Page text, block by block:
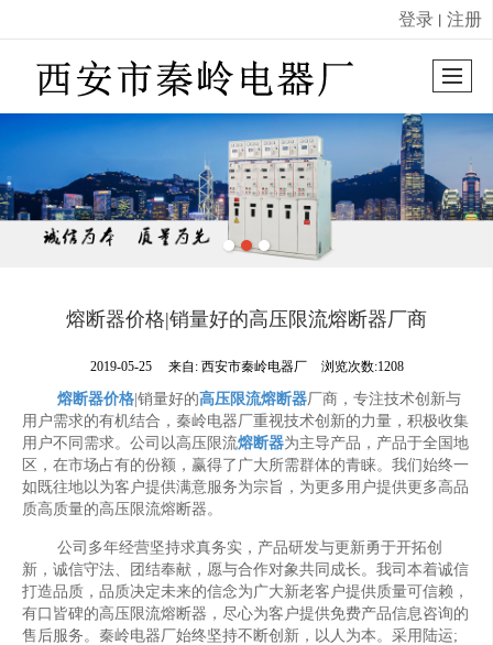
很遗憾，因您的浏览器版本过低导致无法获得最佳浏览体验，推荐下载安装谷歌浏览器！
登录 丨 注册
熔断器价格|销量好的高压限流熔断器厂商
2019-05-25 来自: 西安市秦岭电器厂 浏览次数:1208
熔断器价格|销量好的高压限流熔断器厂商，专注技术创新与
用户需求的有机结合，秦岭电器厂重视技术创新的力量，积极收集
用户不同需求。公司以高压限流熔断器为主导产品，产品于全国地
区，在市场占有的份额，赢得了广大所需群体的青睐。我们始终一
如既往地以为客户提供满意服务为宗旨，为更多用户提供更多高品
质高质量的高压限流熔断器。
公司多年经营坚持求真务实，产品研发与更新勇于开拓创
新，诚信守法、团结奉献，愿与合作对象共同成长。我司本着诚信
打造品质，品质决定未来的信念为广大新老客户提供质量可信赖，
有口皆碑的高压限流熔断器，尽心为客户提供免费产品信息咨询的
售后服务。秦岭电器厂始终坚持不断创新，以人为本。采用陆运;